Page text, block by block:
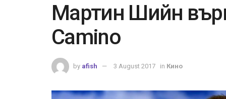
Мартин Шийн
Camino
by afish 3 August 2017 in Кино